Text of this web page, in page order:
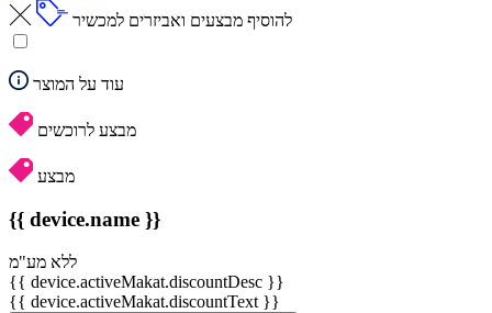
להוסיף מבצעים ואביזרים למכשיר
עוד על המוצר
מבצע לרוכשים
מבצע
{{ device.name }}
ללא מע"מ
{{ device.activeMakat.discountDesc }}
{{ device.activeMakat.discountText }}